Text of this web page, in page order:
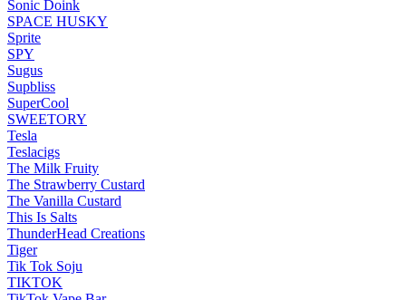
Sonic Doink
SPACE HUSKY
Sprite
SPY
Sugus
Supbliss
SuperCool
SWEETORY
Tesla
Teslacigs
The Milk Fruity
The Strawberry Custard
The Vanilla Custard
This Is Salts
ThunderHead Creations
Tiger
Tik Tok Soju
TIKTOK